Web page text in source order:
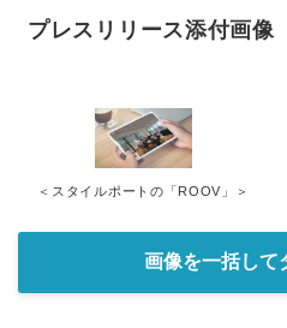
プレスリリース添付画像
＜スタイルポートの「ROOV」＞
画像を一括して